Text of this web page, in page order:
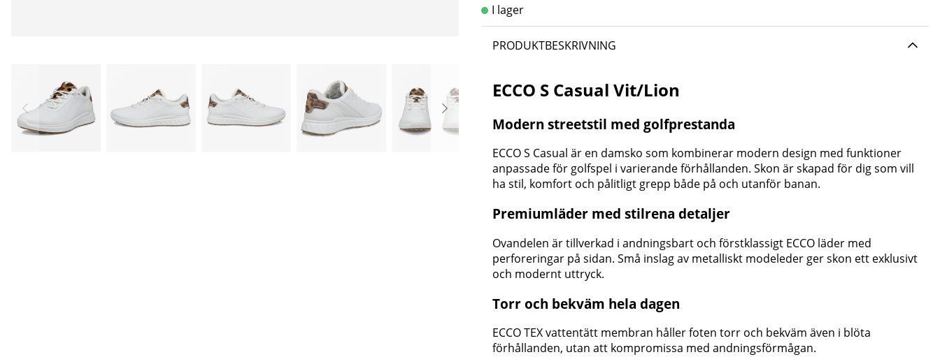
PRODUKTBESKRIVNING
ECCO S Casual Vit/Lion
Modern streetstil med golfprestanda
ECCO S Casual är en damsko som kombinerar modern design med funktioner
anpassade för golfspel i varierande förhållanden. Skon är skapad för dig som vill
ha stil, komfort och pålitligt grepp både på och utanför banan.
Premiumläder med stilrena detaljer
Ovandelen är tillverkad i andningsbart och förstklassigt ECCO läder med
perforeringar på sidan. Små inslag av metalliskt modeleder ger skon ett exklusivt
och modernt uttryck.
Torr och bekväm hela dagen
ECCO TEX vattentätt membran håller foten torr och bekväm även i blöta
förhållanden, utan att kompromissa med andningsförmågan.